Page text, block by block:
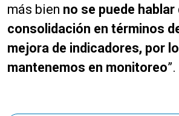
más bien no se puede hablar
consolidación en términos
mejora de indicadores, por
mantenemos en monitoreo”.